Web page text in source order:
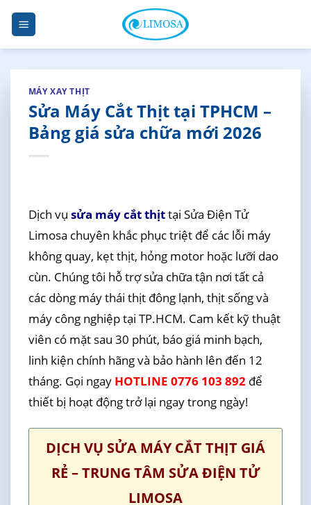
Skip
content
MÁY XAY THỊT
Sửa Máy Cắt Thịt tại TPHCM –
Bảng giá sửa chữa mới 2026
Dịch vụ sửa máy cắt thịttại Sửa Điện Tử
Limosa chuyên khắc phục triệt để các lỗi máy
không quay, kẹt thịt, hỏng motor hoặc lưỡi dao
cùn. Chúng tôi hỗ trợ sửa chữa tận nơi tất cả
các dòng máy thái thịt đông lạnh, thịt sống và
máy công nghiệp tại TP.HCM. Cam kết kỹ thuật
viên có mặt sau 30 phút, báo giá minh bạch,
linh kiện chính hãng và bảo hành lên đến 12
tháng. Gọi ngay HOTLINE 0776 103 892để
thiết bị hoạt động trở lại ngay trong ngày!
DỊCH VỤ SỬA MÁY CẮT THỊT GIÁ
RẺ – TRUNG TÂM SỬA ĐIỆN TỬ
LIMOSA